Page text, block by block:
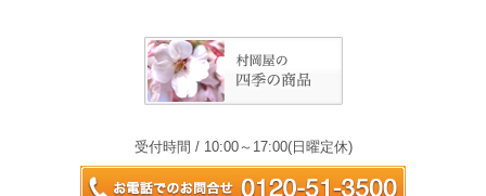
受付時間 / 10:00～17:00(日曜定休)